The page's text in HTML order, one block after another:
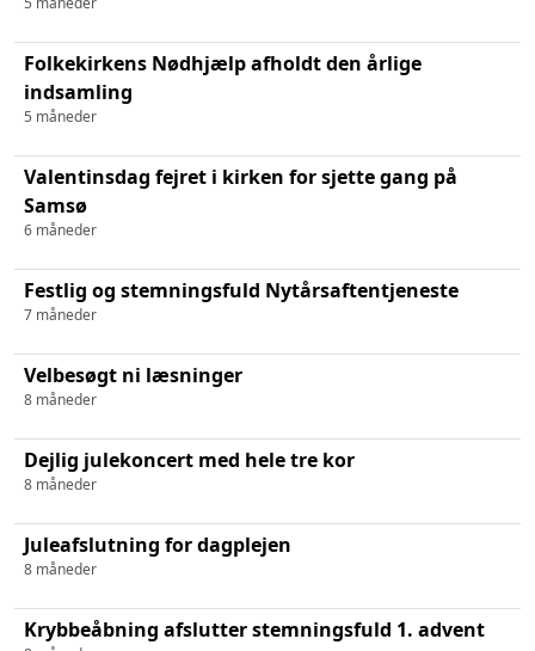
Folkekirkens Nødhjælp afholdt den årlige
indsamling
5 måneder
Valentinsdag fejret i kirken for sjette gang på
Samsø
6 måneder
Festlig og stemningsfuld Nytårsaftentjeneste
7 måneder
Velbesøgt ni læsninger
8 måneder
Dejlig julekoncert med hele tre kor
8 måneder
Juleafslutning for dagplejen
8 måneder
Krybbeåbning afslutter stemningsfuld 1. advent